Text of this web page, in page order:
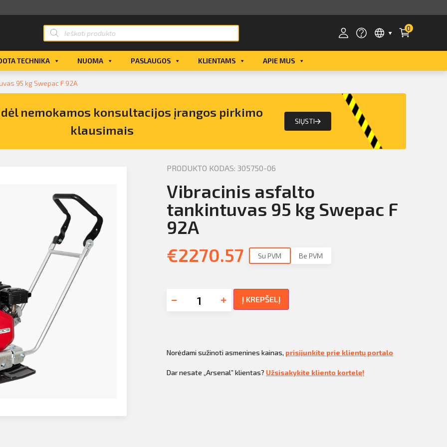
0
ID card
Mobile ID
TECHNIKA NUOMA PASLAUGOS KLIENTAMS APIE MUS
95 kg Swepac F 92A
nemokamos konsultacijos įrangos pirkimo
klausimais
SIŲSTI
PRODUKTO KODAS: 305750-06
Vibracinis asfalto
tankintuvas 95 kg Swepac F
92A
€2270.57 Su PVM Be PVM
Į KREPŠELĮ
Norėdami sužinoti asmenines kainas, prisijunkite prie klientų portalo
Dar nesate „Arsenal” klientas? Užsisakykite kliento kortelę!